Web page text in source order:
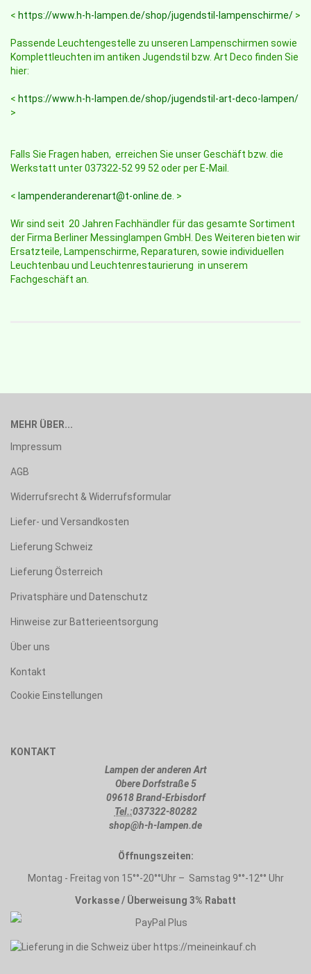
< https://www.h-h-lampen.de/shop/jugendstil-lampenschirme/ >
Passende Leuchtengestelle zu unseren Lampenschirmen sowie
Komplettleuchten im antiken Jugendstil bzw. Art Deco finden Sie
hier:
< https://www.h-h-lampen.de/shop/jugendstil-art-deco-lampen/
>
Falls Sie Fragen haben, erreichen Sie unser Geschäft bzw. die
Werkstatt unter 037322-52 99 52 oder per E-Mail.
< lampenderanderenart@t-online.de. >
Wir sind seit 20 Jahren Fachhändler für das gesamte Sortiment
der Firma Berliner Messinglampen GmbH. Des Weiteren bieten wir
Ersatzteile, Lampenschirme, Reparaturen, sowie individuellen
Leuchtenbau und Leuchtenrestaurierung in unserem
Fachgeschäft an.
MEHR ÜBER...
Impressum
AGB
Widerrufsrecht & Widerrufsformular
Liefer- und Versandkosten
Lieferung Schweiz
Lieferung Österreich
Privatsphäre und Datenschutz
Hinweise zur Batterieentsorgung
Über uns
Kontakt
Cookie Einstellungen
KONTAKT
Lampen der anderen Art
Obere Dorfstraße 5
09618 Brand-Erbisdorf
Tel.:037322-80282
shop@h-h-lampen.de
Öffnungszeiten:
Montag - Freitag von 15°°-20°°Uhr – Samstag 9°°-12°° Uhr
Vorkasse / Überweisung 3% Rabatt